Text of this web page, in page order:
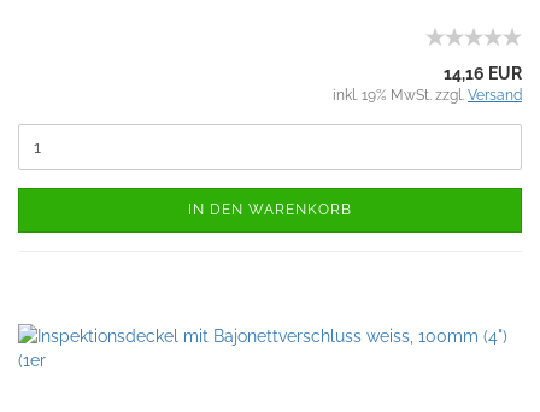
14,16 EUR
inkl. 19% MwSt. zzgl. Versand
IN DEN WARENKORB